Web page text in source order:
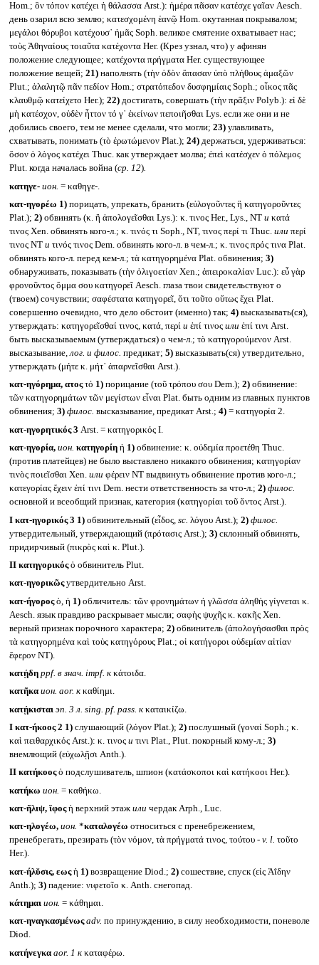
Hom.; ὃν τόπον κατέχει ἡ θάλασσα Arst.): ἡμέρα πᾶσαν κατέσχε γαῖαν Aesch.
день озарил всю землю; κατεσχομένη ἑανῷ Hom. окутанная покрывалом;
μεγάλοι θόρυβοι κατέχουσ᾽ ἡμᾶς Soph. великое смятение охватывает нас;
τοὺς Ἀθηναίους τοιαῦτα κατέχοντα Her. (Крез узнал, что) у афинян
положение следующее; κατέχοντα πρήγματα Her. существующее
положение вещей; 21)наполнять (τὴν ὁδὸν ἅπασαν ὑπὸ πλήθους ἁμαξῶν
Plut.; ἀλαλητῷ πᾶν πεδίον Hom.; στρατόπεδον δυσφημίαις Soph.; οἶκος πᾶς
κλαυθμῷ κατείχετο Her.); 22)достигать, совершать (τὴν πρᾶξιν Polyb.): εἰ δὲ
μὴ κατέσχον, οὐδὲν ἧττον τό γ᾽ ἐκείνων πεποιῆσθαι Lys. если же они и не
добились своего, тем не менее сделали, что могли; 23)улавливать,
схватывать, понимать (τὸ ἐρωτώμενον Plat.); 24)держаться, удерживаться:
ὅσον ὁ λὁγος κατέχει Thuc. как утверждает молва; ἐπεὶ κατέσχεν ὁ πόλεμος
Plut. когда началась война (ср. 12).
κατηγε- ион. = καθηγε-.
κατ-ηγορέω 1)порицать, упрекать, бранить (εὐλογοῦντες ἢ κατηγοροῦντες
Plat.); 2)обвинять (κ. ἢ ἀπολογεῖσθαι Lys.): κ. τινος Her., Lys., NT и κατά
τινος Xen. обвинять кого-л.; κ. τινός τι Soph., NT, τινος περί τι Thuc. или περί
τινος NT и τινός τινος Dem. обвинять кого-л. в чем-л.; κ. τινος πρός τινα Plat.
обвинять кого-л. перед кем-л.; τὰ κατηγορημένα Plat. обвинения; 3)
обнаруживать, показывать (τὴν ὀλιγοετίαν Xen.; ἀπειροκαλίαν Luc.): εὖ γὰρ
φρονοῦντος ὄμμα σου κατηγορεῖ Aesch. глаза твои свидетельствуют о
(твоем) сочувствии; σαφέστατα κατηγορεῖ, ὅτι τοῦτο οὕτως ἔχει Plat.
совершенно очевидно, что дело обстоит (именно) так; 4)высказывать(ся),
утверждать: κατηγορεῖσθαί τινος, κατά, περί и ἐπί τινος или ἐπί τινι Arst.
быть высказываемым (утверждаться) о чем-л.; τὸ κατηγορούμενον Arst.
высказывание,лог. и филос. предикат; 5)высказывать(ся) утвердительно,
утверждать (μήτε κ. μήτ᾽ ἀπαρνεῖσθαι Arst.).
κατ-ηγόρημα, ατοςτό 1)порицание (τοῦ τρόπου σου Dem.); 2)обвинение:
τῶν κατηγορημάτων τῶν μεγίστων εἶναι Plat. быть одним из главных пунктов
обвинения; 3) филос. высказывание, предикат Arst.; 4)= κατηγορία 2.
κατ-ηγορητικός 3 Arst. = κατηγορικός I.
κατ-ηγορία, ион. κατηγορίη ἡ 1)обвинение: κ. οὐδεμία προετέθη Thuc.
(против платейцев) не было выставлено никакого обвинения; κατηγορίαν
τινὸς ποιεῖσθαι Xen. или φέρειν NT выдвинуть обвинение против кого-л.;
κατεγορίας ἔχειν ἐπί τινι Dem. нести ответственность за что-л.; 2) филос.
основной и всеобщий признак, категория (κατηγορίαι τοῦ ὄντος Arst.).
I κατ-ηγορικός 3 1)обвинительный (εἶδος, sc. λόγου Arst.); 2) филос.
утвердительный, утверждающий (πρότασις Arst.); 3)склонный обвинять,
придирчивый (πικρὸς καὶ κ. Plut.).
II κατηγορικόςὁ обвинитель Plut.
κατ-ηγορικῶςутвердительно Arst.
κατ-ήγοροςὁ, ἡ 1)обличитель: τῶν φρονημάτων ἡ γλῶσσα ἀληθὴς γίγνεται κ.
Aesch. язык правдиво раскрывает мысли; σαφὴς ψυχῆς κ. κακῆς Xen.
верный признак порочного характера; 2)обвинитель (ἀπολογήσασθαι πρὸς
τὰ κατηγορημένα καὶ τοὺς κατηγόρους Plat.; οἱ κατήγοροι οὐδεμίαν αἰτίαν
ἔφερον NT).
κατῄδη ppf. в знач. impf. кκάτοιδα.
κατῆκα ион. aor. кκαθίημι.
κατῄκισται эп. 3 л. sing. pf. pass. кκαταικίζω.
I κατ-ήκοος 2 1)слушающий (λόγον Plat.); 2)послушный (γοναί Soph.; κ.
καὶ πειθαρχικός Arst.): κ. τινος и τινι Plat., Plut. покорный кому-л.; 3)
внемлющий (εὐχωλῇσι Anth.).
II κατήκοοςὁ подслушиватель, шпион (κατάσκοποι καὶ κατήκοοι Her.).
κατήκω ион. = καθήκω.
κατ-ῆλιψ, ῐφοςἡ верхний этаж или чердак Arph., Luc.
κατ-ηλογέω, ион. *καταλογέω относиться с пренебрежением,
пренебрегать, презирать (τὸν νόμον, τὰ πρήγματά τινος, τούτου - v. l. τοῦτο
Her.).
κατ-ήλῠσις, εωςἡ 1)возвращение Diod.; 2)сошествие, спуск (εἰς Ἀΐδην
Anth.); 3)падение: νιφετοῖο κ. Anth. снегопад.
κάτημαι ион. = κάθημαι.
κατ-ηναγκασμένως adv. по принуждению, в силу необходимости, поневоле
Diod.
κατήνεγκα aor. 1 кκαταφέρω.